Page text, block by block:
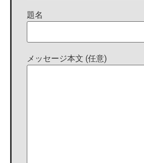
題名
メッセージ本文 (任意)